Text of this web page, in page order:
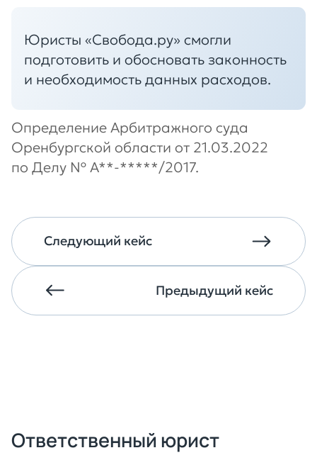
Юристы «Свобода.ру» смогли
подготовить и обосновать законность
и необходимость данных расходов.
Определение Арбитражного суда
Оренбургской области от 21.03.2022
по Делу № А**-*****/2017.
Предыдущий кейс
Следующий кейс
Ответственный юрист